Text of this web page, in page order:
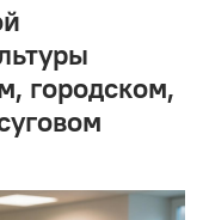
городском,